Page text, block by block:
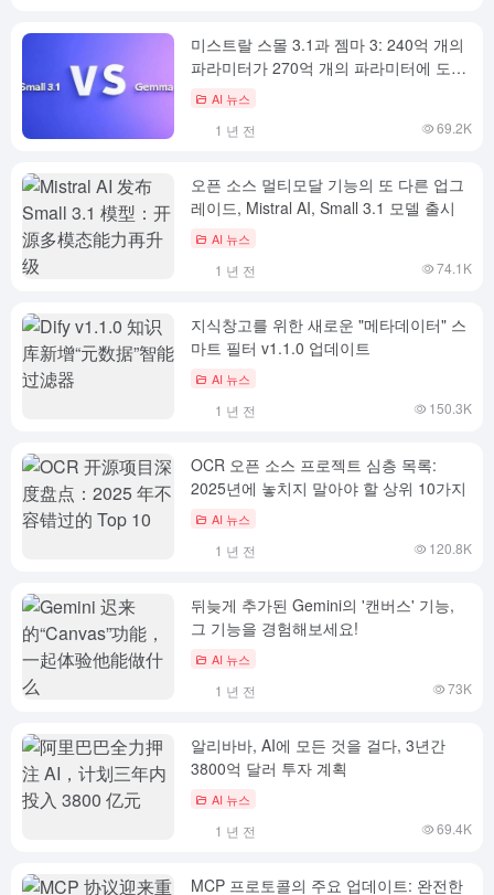
미스트랄 스몰 3.1과 젬마 3: 240억 개의
파라미터가 270억 개의 파라미터에 도전
할 수 있을까요?
AI 뉴스
1 년 전 69.2K
오픈 소스 멀티모달 기능의 또 다른 업그
레이드, Mistral AI, Small 3.1 모델 출시
AI 뉴스
1 년 전 74.1K
지식창고를 위한 새로운 "메타데이터" 스
마트 필터 v1.1.0 업데이트
AI 뉴스
1 년 전 150.3K
OCR 오픈 소스 프로젝트 심층 목록:
2025년에 놓치지 말아야 할 상위 10가지
AI 뉴스
1 년 전 120.8K
뒤늦게 추가된 Gemini의 '캔버스' 기능,
그 기능을 경험해보세요!
AI 뉴스
1 년 전 73K
알리바바, AI에 모든 것을 걸다, 3년간
3800억 달러 투자 계획
AI 뉴스
1 년 전 69.4K
MCP 프로토콜의 주요 업데이트: 완전한